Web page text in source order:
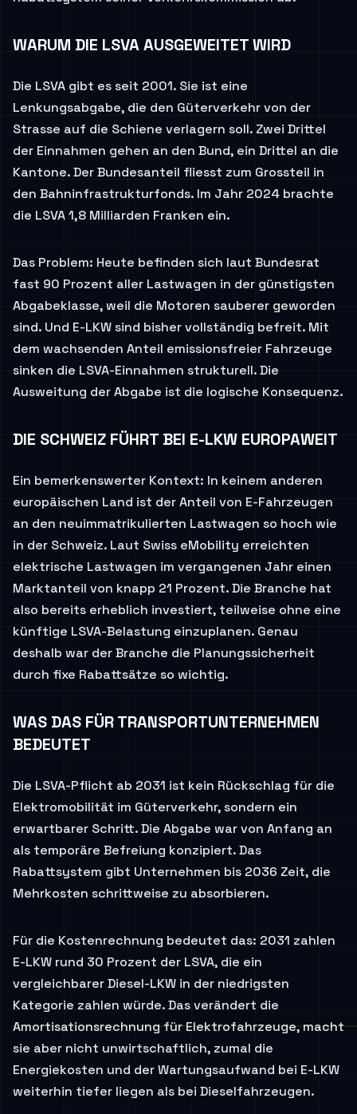
WARUM DIE LSVA AUSGEWEITET WIRD
Die LSVA gibt es seit 2001. Sie ist eine
Lenkungsabgabe, die den Güterverkehr von der
Strasse auf die Schiene verlagern soll. Zwei Drittel
der Einnahmen gehen an den Bund, ein Drittel an die
Kantone. Der Bundesanteil fliesst zum Grossteil in
den Bahninfrastrukturfonds. Im Jahr 2024 brachte
die LSVA 1,8 Milliarden Franken ein.
Das Problem: Heute befinden sich laut Bundesrat
fast 90 Prozent aller Lastwagen in der günstigsten
Abgabeklasse, weil die Motoren sauberer geworden
sind. Und E-LKW sind bisher vollständig befreit. Mit
dem wachsenden Anteil emissionsfreier Fahrzeuge
sinken die LSVA-Einnahmen strukturell. Die
Ausweitung der Abgabe ist die logische Konsequenz.
DIE SCHWEIZ FÜHRT BEI E-LKW EUROPAWEIT
Ein bemerkenswerter Kontext: In keinem anderen
europäischen Land ist der Anteil von E-Fahrzeugen
an den neuimmatrikulierten Lastwagen so hoch wie
in der Schweiz. Laut Swiss eMobility erreichten
elektrische Lastwagen im vergangenen Jahr einen
Marktanteil von knapp 21 Prozent. Die Branche hat
also bereits erheblich investiert, teilweise ohne eine
künftige LSVA-Belastung einzuplanen. Genau
deshalb war der Branche die Planungssicherheit
durch fixe Rabattsätze so wichtig.
WAS DAS FÜR TRANSPORTUNTERNEHMEN
BEDEUTET
Die LSVA-Pflicht ab 2031 ist kein Rückschlag für die
Elektromobilität im Güterverkehr, sondern ein
erwartbarer Schritt. Die Abgabe war von Anfang an
als temporäre Befreiung konzipiert. Das
Rabattsystem gibt Unternehmen bis 2036 Zeit, die
Mehrkosten schrittweise zu absorbieren.
Für die Kostenrechnung bedeutet das: 2031 zahlen
E-LKW rund 30 Prozent der LSVA, die ein
vergleichbarer Diesel-LKW in der niedrigsten
Kategorie zahlen würde. Das verändert die
Amortisationsrechnung für Elektrofahrzeuge, macht
sie aber nicht unwirtschaftlich, zumal die
Energiekosten und der Wartungsaufwand bei E-LKW
weiterhin tiefer liegen als bei Dieselfahrzeugen.